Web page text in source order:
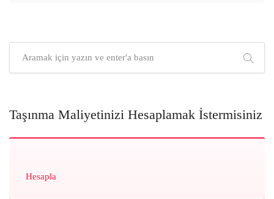
Taşınma Maliyetinizi Hesaplamak İstermisiniz
Hesapla